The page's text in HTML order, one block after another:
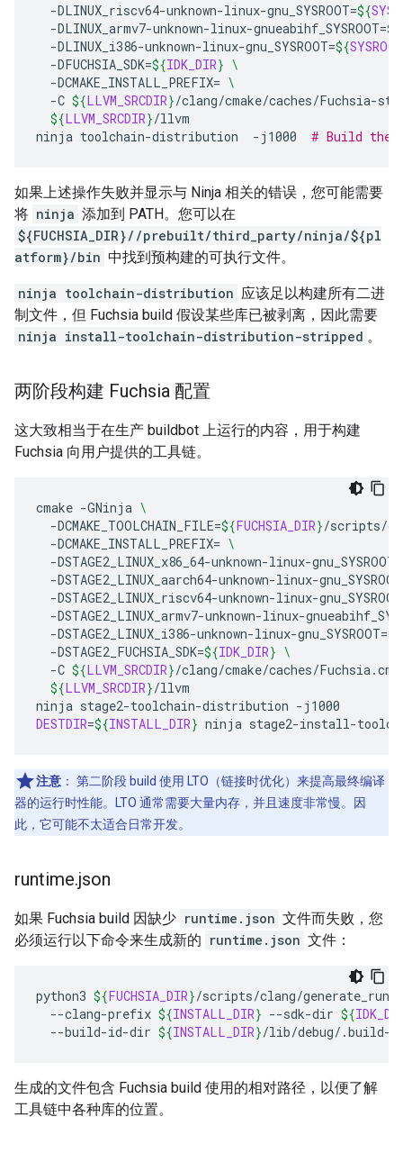
-DLINUX_riscv64-unknown-linux-gnu_SYSROOT=${
-DLINUX_armv7-unknown-linux-gnueabihf_SYSROOT=${
-DLINUX_i386-unknown-linux-gnu_SYSROOT=${
-DFUCHSIA_SDK=${IDK_DIR} \
-DCMAKE_INSTALL_PREFIX= \
-C ${LLVM_SRCDIR}/clang/cmake/caches/Fuchsia-
${LLVM_SRCDIR}/llvm
ninja toolchain-distribution -j1000 # Build the
如果上述操作失败并显示与 Ninja 相关的错误，您可能需要
将 ninja 添加到 PATH。您可以在
${FUCHSIA_DIR}//prebuilt/third_party/ninja/${pl
atform}/bin 中找到预构建的可执行文件。
ninja toolchain-distribution 应该足以构建所有二进
制文件，但 Fuchsia build 假设某些库已被剥离，因此需要
ninja install-toolchain-distribution-stripped 。
两阶段构建 Fuchsia 配置
这大致相当于在生产 buildbot 上运行的内容，用于构建
Fuchsia 向用户提供的工具链。
cmake -GNinja \
-DCMAKE_TOOLCHAIN_FILE=${FUCHSIA_DIR}/scripts/
-DCMAKE_INSTALL_PREFIX= \
-DSTAGE2_LINUX_x86_64-unknown-linux-gnu_SYSROOT
-DSTAGE2_LINUX_aarch64-unknown-linux-gnu_SYSROOT
-DSTAGE2_LINUX_riscv64-unknown-linux-gnu_SYSROOT
-DSTAGE2_LINUX_armv7-unknown-linux-
-DSTAGE2_LINUX_i386-unknown-linux-gnu_SYSROOT=${
-DSTAGE2_FUCHSIA_SDK=${IDK_DIR} \
-C ${LLVM_SRCDIR}/clang/cmake/caches/
${LLVM_SRCDIR}/llvm
ninja stage2-toolchain-distribution
DESTDIR=${INSTALL_DIR} ninja stage2-install-
注意 ： 第二阶段 build 使用 LTO（链接时优化）来提高最终编译
器的运行时性能。LTO 通常需要大量内存，并且速度非常慢。因
此，它可能不太适合日常开发。
runtime.json
如果 Fuchsia build 因缺少 runtime.json 文件而失败，您
必须运行以下命令来生成新的 runtime.json 文件：
python3 ${FUCHSIA_DIR}/scripts/clang/
--clang-prefix ${INSTALL_DIR} --sdk-dir ${
--build-id-dir ${INSTALL_DIR}/lib/debug/.build-
生成的文件包含 Fuchsia build 使用的相对路径，以便了解
工具链中各种库的位置。